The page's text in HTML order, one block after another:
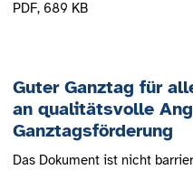
PDF, 689 KB
Guter Ganztag für
an qualitätsvolle
Ganztagsförderung
Das Dokument ist nicht